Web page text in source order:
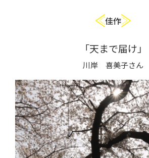
佳作
「天まで届け」
川岸 喜美子さん